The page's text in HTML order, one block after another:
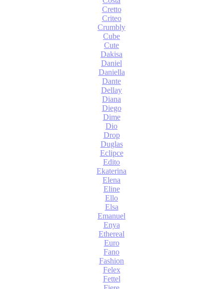
Cretto
Criteo
Crumbly
Cube
Cute
Dakisa
Daniel
Daniella
Dante
Dellay
Diana
Diego
Dime
Dio
Drop
Duglas
Eclipce
Edito
Ekaterina
Elena
Eline
Ello
Elsa
Emanuel
Enya
Ethereal
Euro
Fano
Fashion
Felex
Fettel